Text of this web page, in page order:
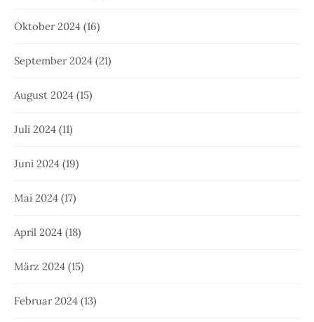
Oktober 2024 (16)
September 2024 (21)
August 2024 (15)
Juli 2024 (11)
Juni 2024 (19)
Mai 2024 (17)
April 2024 (18)
März 2024 (15)
Februar 2024 (13)